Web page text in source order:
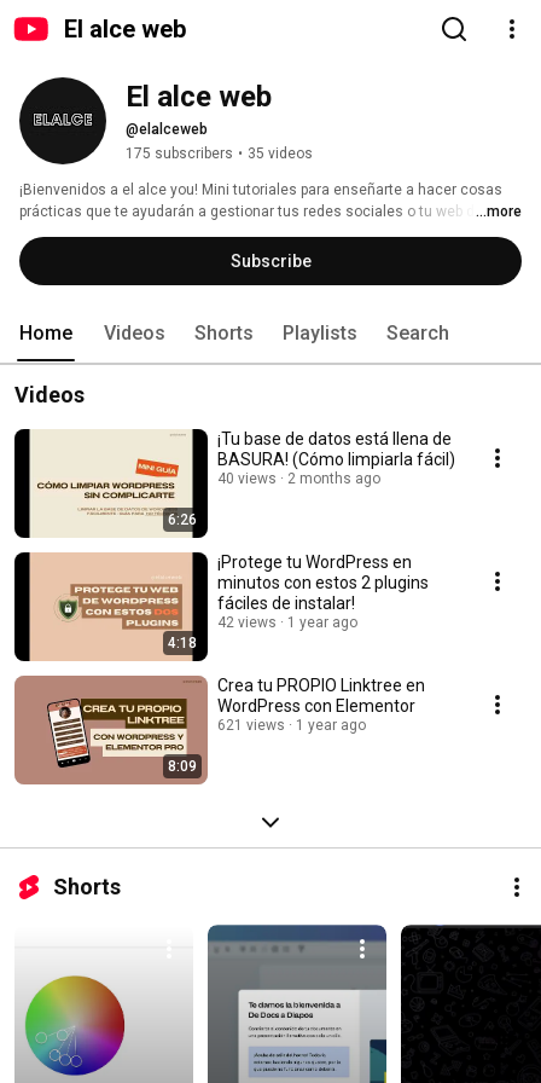
El alce web
El alce web
@elalceweb
175 subscribers • 35 videos
¡Bienvenidos a el alce you! Mini tutoriales para enseñarte a hacer cosas
prácticas que te ayudarán a gestionar tus redes sociales o tu web de
Wordpress!
...more
Subscribe
Home Videos Shorts Playlists Search
Videos
6:26
¡Tu base de datos está llena de
BASURA! (Cómo limpiarla fácil)
40 views 2 months ago
4:18
¡Protege tu WordPress en
minutos con estos 2 plugins
fáciles de instalar!
42 views 1 year ago
8:09
Crea tu PROPIO Linktree en
WordPress con Elementor
621 views 1 year ago
Shorts